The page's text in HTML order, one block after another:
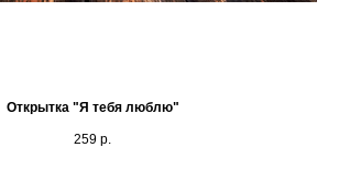
Открытка "Я тебя люблю"
259 р.